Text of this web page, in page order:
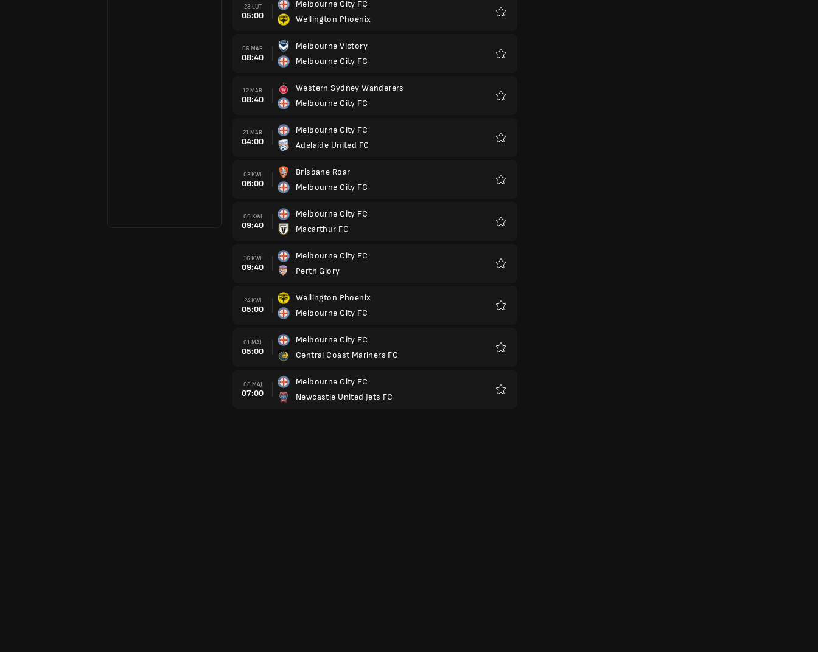
28 LUT
05:00
Melbourne City FC
Wellington Phoenix
06 MAR
08:40
Melbourne Victory
Melbourne City FC
12 MAR
08:40
Western Sydney Wanderers
Melbourne City FC
21 MAR
04:00
Melbourne City FC
Adelaide United FC
03 KWI
06:00
Brisbane Roar
Melbourne City FC
09 KWI
09:40
Melbourne City FC
Macarthur FC
16 KWI
09:40
Melbourne City FC
Perth Glory
24 KWI
05:00
Wellington Phoenix
Melbourne City FC
01 MAJ
05:00
Melbourne City FC
Central Coast Mariners FC
08 MAJ
07:00
Melbourne City FC
Newcastle United Jets FC